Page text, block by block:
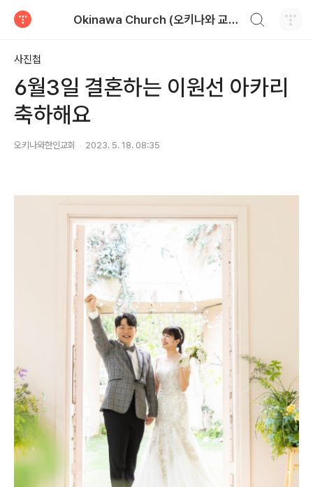
Okinawa Church (오키나와 교회)
사진첩
6월3일 결혼하는 이원선 아카리
축하해요
오키나와한인교회 2023. 5. 18. 08:35